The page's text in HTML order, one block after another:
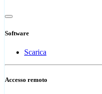
Software
Scarica
Accesso remoto